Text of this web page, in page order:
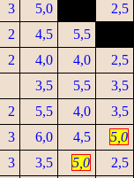
3 5,0
2,5
2 4,5
5,5
2 4,0 4,0
2,5
3,5 5,5
3,5
2 5,5 4,0
3,5
3 6,0 4,5
5,0
3 3,5 5,0
2,5